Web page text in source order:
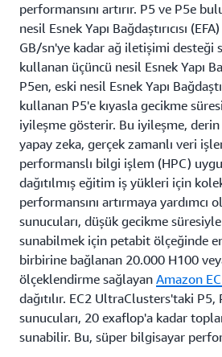
performansını artırır. P5 ve P5e
nesil Esnek Yapı Bağdaştırıcısı
GB/sn'ye kadar ağ iletişimi desteği
kullanan üçüncü nesil Esnek Yapı
P5en, eski nesil Esnek Yapı
kullanan P5'e kıyasla gecikme
iyileşme gösterir. Bu iyileşme,
yapay zeka, gerçek zamanlı veri
performanslı bilgi işlem (HPC)
dağıtılmış eğitim iş yükleri için
performansını artırmaya yardımcı
sunucuları, düşük gecikme
sunabilmek için petabit ölçeğinde
birbirine bağlanan 20.000 H100
ölçeklendirme sağlayan Amazon
dağıtılır. EC2 UltraClusters'taki
sunucuları, 20 exaflop'a kadar
sunabilir. Bu, süper bilgisayar